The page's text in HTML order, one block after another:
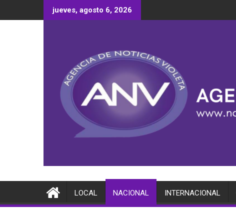
al
jueves, agosto 6, 2026
LOCAL NACIONAL INTERNACIONAL